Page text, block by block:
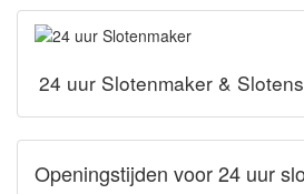
24 uur Slotenmaker &
Openingstijden voor 24 uur